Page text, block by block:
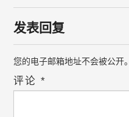
发表回复
您的电子邮箱地址不会被公开。
评论*